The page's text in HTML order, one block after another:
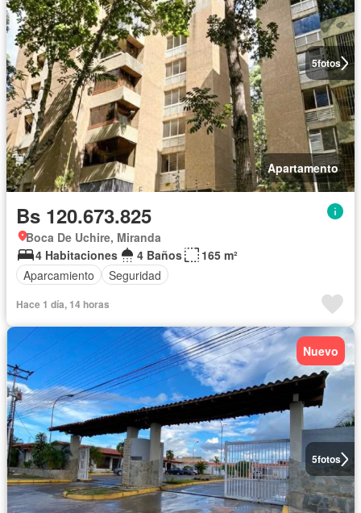
5fotos
Apartamento
Bs 120.673.825
Boca De Uchire, Miranda
4 Habitaciones
4 Baños
165 m²
Aparcamiento
Seguridad
Hace 1 día, 14 horas
5fotos
Nuevo